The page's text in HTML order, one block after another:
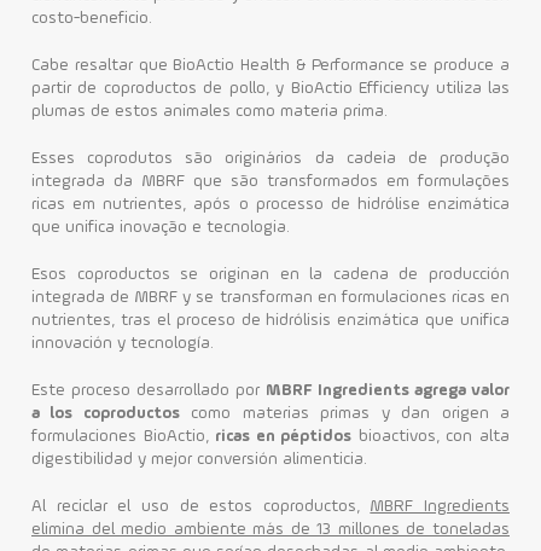
costo-beneficio.
Cabe resaltar que BioActio Health & Performance se produce a
partir de coproductos de pollo, y BioActio Efficiency utiliza las
plumas de estos animales como materia prima.
Esses coprodutos são originários da cadeia de produção
integrada da MBRF que são transformados em formulações
ricas em nutrientes, após o processo de hidrólise enzimática
que unifica inovação e tecnologia.
Esos coproductos se originan en la cadena de producción
integrada de MBRF y se transforman en formulaciones ricas en
nutrientes, tras el proceso de hidrólisis enzimática que unifica
innovación y tecnología.
Este proceso desarrollado por MBRF Ingredients agrega valor
a los coproductoscomo materias primas y dan origen a
formulaciones BioActio, ricas en péptidos bioactivos, con alta
digestibilidad y mejor conversión alimenticia.
Al reciclar el uso de estos coproductos, MBRF Ingredients
elimina del medio ambiente más de 13 millones de toneladas